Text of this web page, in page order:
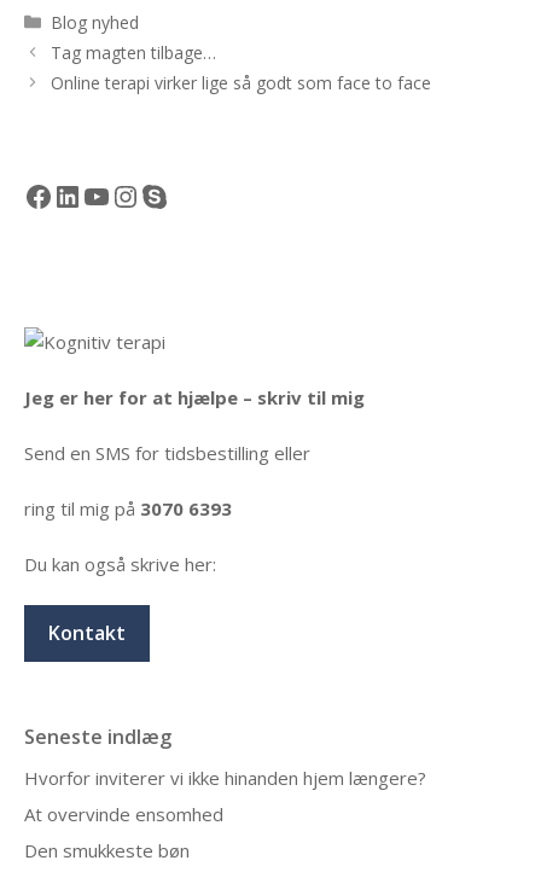
Kategorier
Blog nyhed
Tag magten tilbage…
Online terapi virker lige så godt som face to face
Facebook
LinkedIn
YouTube
Instagram
Skype
Jeg er her for at hjælpe – skriv til mig
Send en SMS for tidsbestilling eller
ring til mig på 3070 6393
Du kan også skrive her:
Kontakt
Seneste indlæg
Hvorfor inviterer vi ikke hinanden hjem længere?
At overvinde ensomhed
Den smukkeste bøn